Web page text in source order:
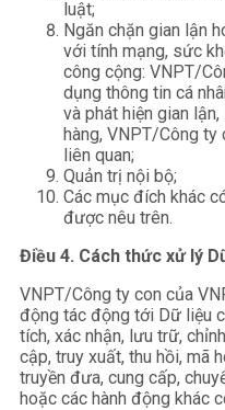
luật;
Ngăn chặn gian lận
với tính mạng, sức
công cộng: VNPT/
dụng thông tin cá
và phát hiện gian
hàng, VNPT/Công ty
liên quan;
Quản trị nội bộ;
Các mục đích khác
được nêu trên.
Điều 4. Cách thức xử lý
VNPT/Công ty con của
động tác động tới Dữ liệu
tích, xác nhận, lưu trữ,
cập, truy xuất, thu hồi, mã
truyền đưa, cung cấp,
hoặc các hành động khác